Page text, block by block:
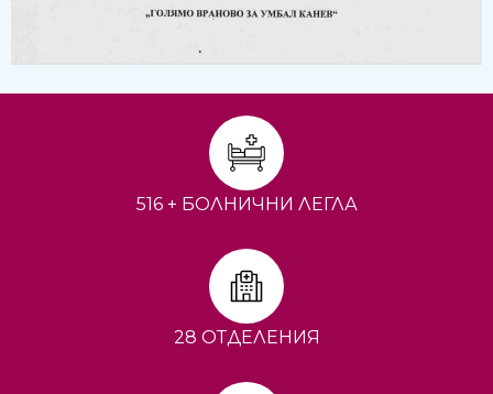
516 + БОЛНИЧНИ ЛЕГЛА
28 ОТДЕЛЕНИЯ